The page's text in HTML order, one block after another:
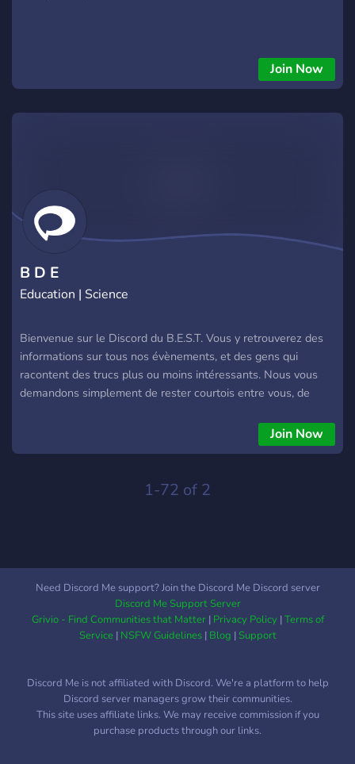
Join Now
B D E
Education | Science
Bienvenue sur le Discord du B.E.S.T. Vous y retrouverez des
informations sur tous nos évènements, et des gens qui
racontent des trucs plus ou moins intéressants. Nous vous
demandons simplement de rester courtois entre vous, de
discriminant ou insultant. Amusez-vous bien les poulpes
!Bienvenue sur le Discord du B.E.S.T. Vous y retrouverez des
racontent des trucs plus ou moins intéressants. Nous vous
Join Now
1-72 of 2
Need Discord Me support? Join the Discord Me Discord server
Discord Me Support Server
Grivio - Find Communities that Matter| Privacy Policy|Terms of
Service| NSFW Guidelines| Blog |Support
Discord Me is not affiliated with Discord. We're a platform to help
Discord server managers grow their communities.
This site uses affiliate links. We may receive commission if you
purchase products through our links.